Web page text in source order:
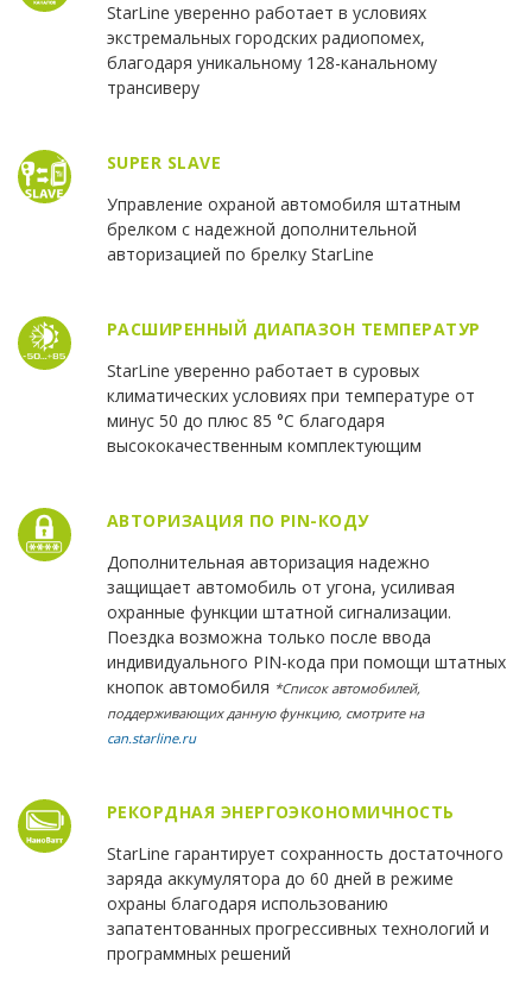
StarLine уверенно работает в условиях
экстремальных городских радиопомех,
благодаря уникальному 128-канальному
трансиверу
SUPER SLAVE
Управление охраной автомобиля штатным
брелком с надежной дополнительной
авторизацией по брелку StarLine
РАСШИРЕННЫЙ ДИАПАЗОН ТЕМПЕРАТУР
StarLine уверенно работает в суровых
климатических условиях при температуре от
минус 50 до плюс 85 °С благодаря
высококачественным комплектующим
АВТОРИЗАЦИЯ ПО PIN-КОДУ
Дополнительная авторизация надежно
защищает автомобиль от угона, усиливая
охранные функции штатной сигнализации.
Поездка возможна только после ввода
индивидуального PIN-кода при помощи штатных
кнопок автомобиля *Список автомобилей,
поддерживающих данную функцию, смотрите на
can.starline.ru
РЕКОРДНАЯ ЭНЕРГОЭКОНОМИЧНОСТЬ
StarLine гарантирует сохранность достаточного
заряда аккумулятора до 60 дней в режиме
охраны благодаря использованию
запатентованных прогрессивных технологий и
программных решений